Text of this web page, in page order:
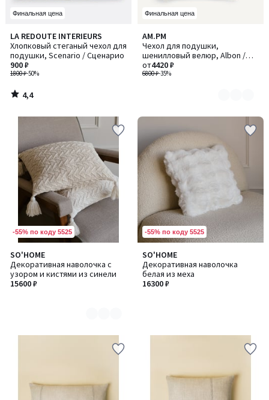
Финальная цена
LA REDOUTE INTERIEURS
Хлопковый стеганый чехол для
подушки, Scenario / Сценарио
1800 ₽-50%
900 ₽
4,4
/ 5
4,4
/
Финальная цена
AM.PM
Чехол для подушки,
шенилловый велюр, Albon /
Албон
6800 ₽-35%
от4420 ₽
Количество
цветов:
2
-55% по коду 5525
SO'HOME
Декоративная наволочка с
узором и кистями из синели
15600 ₽
Количество
цветов:
3
-55% по коду 5525
SO'HOME
Декоративная наволочка
белая из меха
16300 ₽